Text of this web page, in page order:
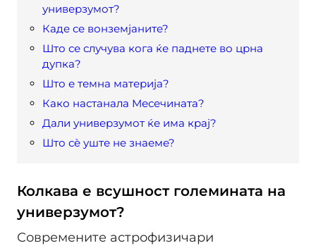
универзумот?
Каде се вонземјаните?
Што се случува кога ќе паднете во црна
дупка?
Што е темна материја?
Како настанала Месечината?
Дали универзумот ќе има крај?
Што сè уште не знаеме?
Колкава е всушност големината на
универзумот?
Современите астрофизичари